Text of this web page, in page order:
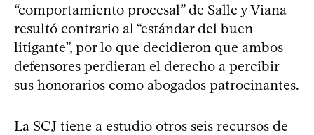
“comportamiento procesal” de Salle y Viana
resultó contrario al “estándar del buen
litigante”, por lo que decidieron que ambos
defensores perdieran el derecho a percibir
sus honorarios como abogados patrocinantes.
La SCJ tiene a estudio otros seis recursos de